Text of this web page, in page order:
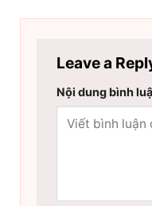
Leave a
Nội dung bình